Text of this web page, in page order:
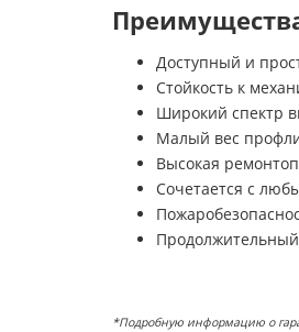
Доступный и
Стойкость к
Широкий спектр
Малый вес
Высокая
Сочетается с
*Подробную информацию о